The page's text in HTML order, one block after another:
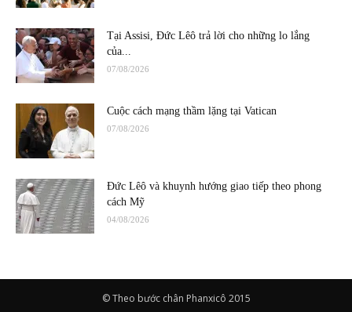
Tại Assisi, Đức Lêô trả lời cho những lo lắng
của...
07/08/2026
Cuộc cách mạng thầm lặng tại Vatican
07/08/2026
Đức Lêô và khuynh hướng giao tiếp theo phong
cách Mỹ
04/08/2026
© Theo bước chân Phanxicô 2015